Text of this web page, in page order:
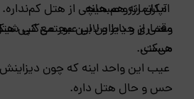
امکان رزرو صبحانه
وقتی از حیاط و لابی عبور می‌کنی
می‌کنی.
آپارتمانه هم هیچی از هتل کم‌نداره.
معماری و دیزاین این مجتمع کپی
هست.
عیب این واحد اینه که چون
حس و حال هتل داره.